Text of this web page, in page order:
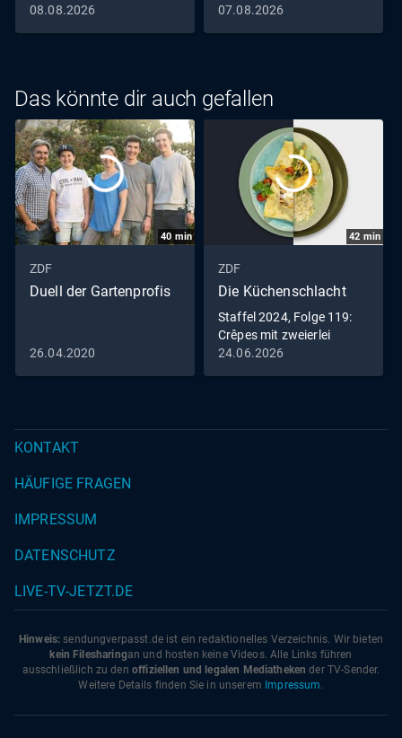
08.08.2026
gutem Hause
07.08.2026
Das könnte dir auch gefallen
40 min
ZDF
Duell der Gartenprofis
26.04.2020
42 min
ZDF
Die Küchenschlacht
Staffel 2024, Folge 119:
Crêpes mit zweierlei
Füllung vs. Zitrus-
24.06.2026
KONTAKT
HÄUFIGE FRAGEN
IMPRESSUM
DATENSCHUTZ
LIVE-TV-JETZT.DE
Hinweis: sendungverpasst.de ist ein redaktionelles Verzeichnis. Wir bieten
kein Filesharingan und hosten keine Videos. Alle Links führen
ausschließlich zu den offiziellen und legalen Mediatheken der TV-Sender.
Weitere Details finden Sie in unserem Impressum.